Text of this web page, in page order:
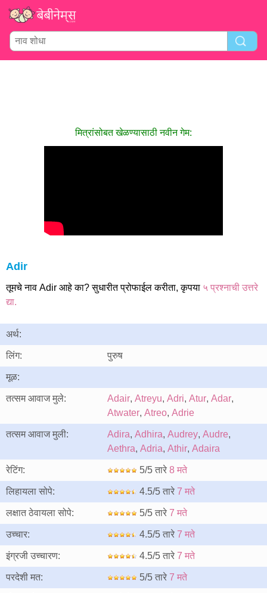
मित्रांसोबत खेळण्यासाठी नवीन गेम:
Adir
तूमचे नाव Adir आहे का? सुधारीत प्रोफाईल करीता, कृपया ५ प्रश्नाची उत्तरे
द्या.
अर्थ:
लिंग: पुरुष
मूळ:
तत्सम आवाज मुले: Adair, Atreyu, Adri, Atur, Adar,
Atwater, Atreo, Adrie
तत्सम आवाज मुली: Adira, Adhira, Audrey, Audre,
Aethra, Adria, Athir, Adaira
रेटिंग: 5/5 तारे 8 मते
लिहायला सोपे: 4.5/5 तारे 7 मते
लक्षात ठेवायला सोपे: 5/5 तारे 7 मते
उच्चार: 4.5/5 तारे 7 मते
इंग्रजी उच्चारण: 4.5/5 तारे 7 मते
परदेशी मत: 5/5 तारे 7 मते